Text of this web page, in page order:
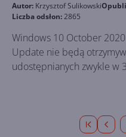
Autor: Krzysztof Sulikowski
Liczba odsłon:2865
Windows 10 October
Update nie będą
udostępnianych zwykle w